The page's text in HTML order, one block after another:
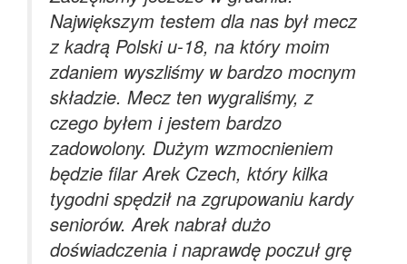
Największym testem dla nas był mecz
z kadrą Polski u-18, na który moim
zdaniem wyszliśmy w bardzo mocnym
składzie. Mecz ten wygraliśmy, z
czego byłem i jestem bardzo
zadowolony. Dużym wzmocnieniem
będzie filar Arek Czech, który kilka
tygodni spędził na zgrupowaniu kardy
seniorów. Arek nabrał dużo
doświadczenia i naprawdę poczuł grę